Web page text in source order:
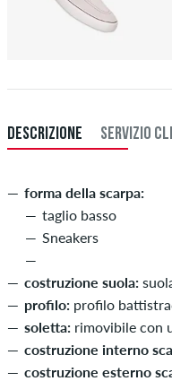
DESCRIZIONE SERVIZIO
forma della scarpa:
taglio basso
Sneakers
costruzione suola:
profilo: profilo
soletta: rimovibile con
costruzione interno
costruzione esterno